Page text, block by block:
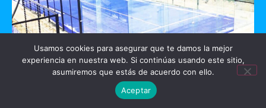
GO PADEL
Usamos cookies para asegurar que te damos la mejor
experiencia en nuestra web. Si continúas usando este sitio,
asumiremos que estás de acuerdo con ello.
Aceptar